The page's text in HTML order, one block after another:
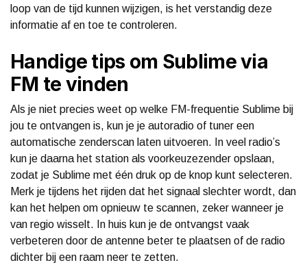
loop van de tijd kunnen wijzigen, is het verstandig deze
informatie af en toe te controleren.
Handige tips om Sublime via
FM te vinden
Als je niet precies weet op welke FM-frequentie Sublime bij
jou te ontvangen is, kun je je autoradio of tuner een
automatische zenderscan laten uitvoeren. In veel radio’s
kun je daarna het station als voorkeuzezender opslaan,
zodat je Sublime met één druk op de knop kunt selecteren.
Merk je tijdens het rijden dat het signaal slechter wordt, dan
kan het helpen om opnieuw te scannen, zeker wanneer je
van regio wisselt. In huis kun je de ontvangst vaak
verbeteren door de antenne beter te plaatsen of de radio
dichter bij een raam neer te zetten.